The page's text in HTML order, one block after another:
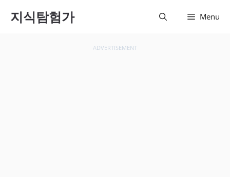
로 건지식탐험가 Menu
ADVERTISEMENT